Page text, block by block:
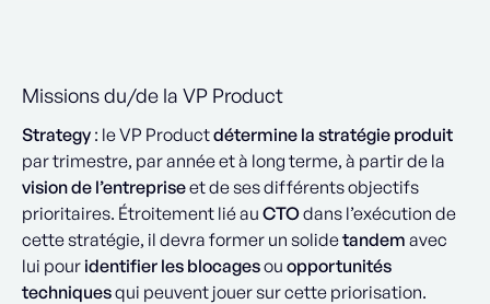
Missions du/de la VP Product
Strategy : le VP Productdétermine la stratégie produit
par trimestre, par année et à long terme, à partir de la
vision de l’entrepriseet de ses différents objectifs
prioritaires. Étroitement lié au CTOdans l’exécution de
cette stratégie, il devra former un solidetandem avec
lui pouridentifier les blocagesou opportunités
techniquesqui peuvent jouer sur cette priorisation.